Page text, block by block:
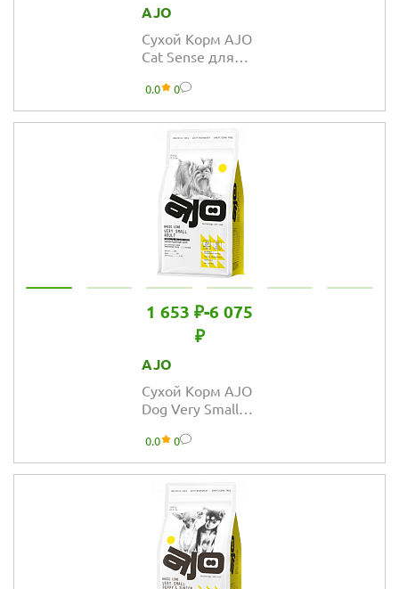
AJO
Сухой Корм AJO
Cat Sense для
чувствительным
пищеварением
0.0 0
1 653 ₽-6 075
₽
AJO
Сухой Корм AJO
Dog Very Small
для взрослых
собак
миниатюрных
0.0 0